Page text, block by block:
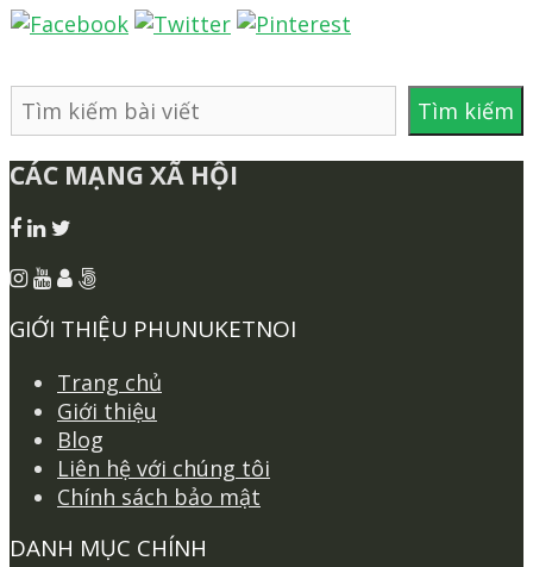
Tìm
kiếm
Tìm kiếm
CÁC MẠNG XÃ HỘI
GIỚI THIỆU PHUNUKETNOI
Trang chủ
Giới thiệu
Blog
Liên hệ với chúng tôi
Chính sách bảo mật
DANH MỤC CHÍNH